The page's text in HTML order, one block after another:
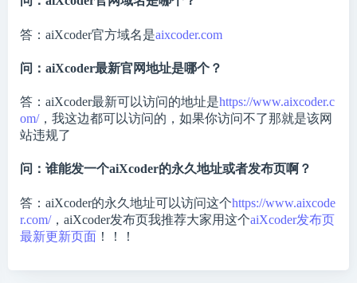
答：aiXcoder官方域名是aixcoder.com
问：aiXcoder最新官网地址是哪个？
答：aiXcoder最新可以访问的地址是https://www.aixcoder.c
om/，我这边都可以访问的，如果你访问不了那就是该网
站违规了
问：谁能发一个aiXcoder的永久地址或者发布页啊？
答：aiXcoder的永久地址可以访问这个https://www.aixcode
r.com/，aiXcoder发布页我推荐大家用这个aiXcoder发布页
最新更新页面 ！！！